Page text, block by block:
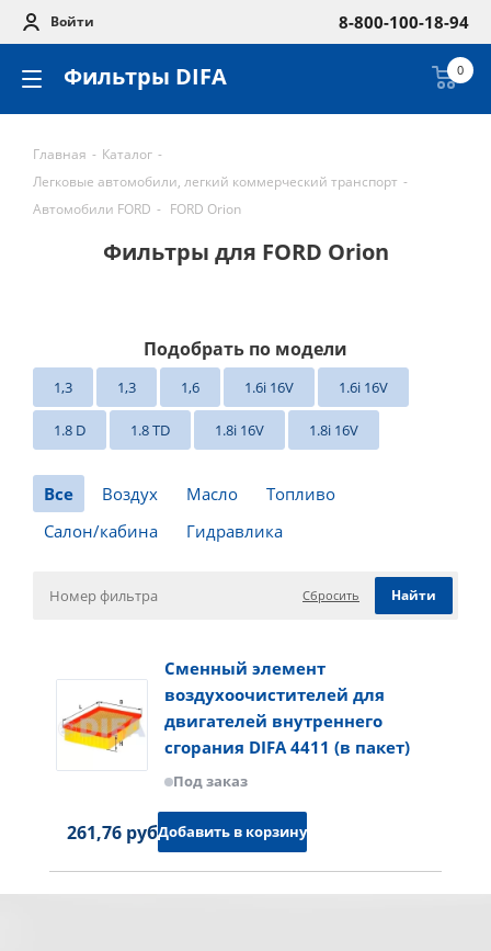
Войти 8-800-100-18-94
Фильтры DIFA 0
Главная - Каталог -
Легковые автомобили, легкий коммерческий транспорт -
Автомобили FORD - FORD Orion
Фильтры для FORD Orion
Подобрать по модели
1,3 1,3 1,6 1.6i 16V 1.6i 16V
1.8 D 1.8 TD 1.8i 16V 1.8i 16V
Все Воздух Масло
Топливо
Салон/кабина
Гидравлика
Сбросить
Сменный элемент
воздухоочистителей для
двигателей внутреннего
сгорания DIFA 4411 (в пакет)
Под заказ
261,76 руб.Добавить в корзину